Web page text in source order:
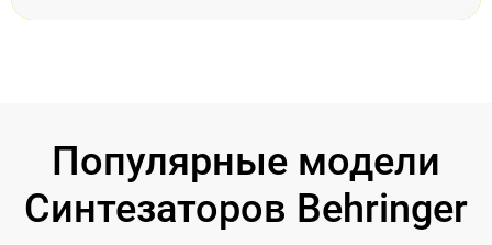
Популярные модели
Синтезаторов Behringer